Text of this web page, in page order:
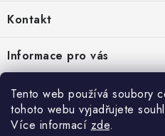
Tento web používá soubory
tohoto webu vyjadřujete
Více informací zde.
p
a
t
í
Kontakt
zelenyusak.cz
Facebook
Instagram
Informace pro vás
Často kladené otázky
Čtyřikrát proč
Krmivo je 100 % přírodní
Platební metody